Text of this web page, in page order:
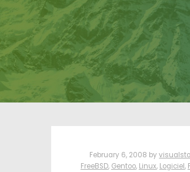
February 6, 2008 by
FreeBSD, Gentoo, Linux, Logiciel,